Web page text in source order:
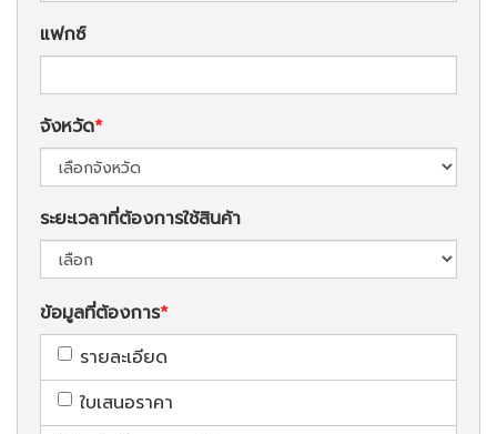
แฟกซ์
จังหวัด
ระยะเวลาที่ต้องการใช้สินค้า
ข้อมูลที่ต้องการ
รายละเอียด
ใบเสนอราคา